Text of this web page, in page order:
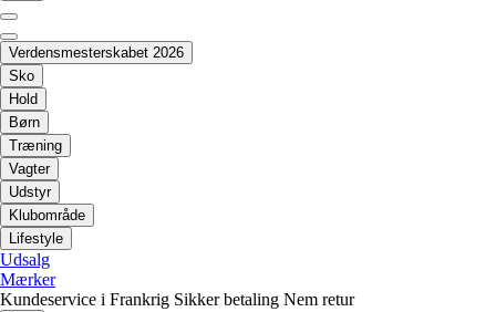
Verdensmesterskabet 2026
Sko
Hold
Børn
Træning
Vagter
Udstyr
Klubområde
Lifestyle
Udsalg
Mærker
Kundeservice i Frankrig Sikker betaling Nem retur